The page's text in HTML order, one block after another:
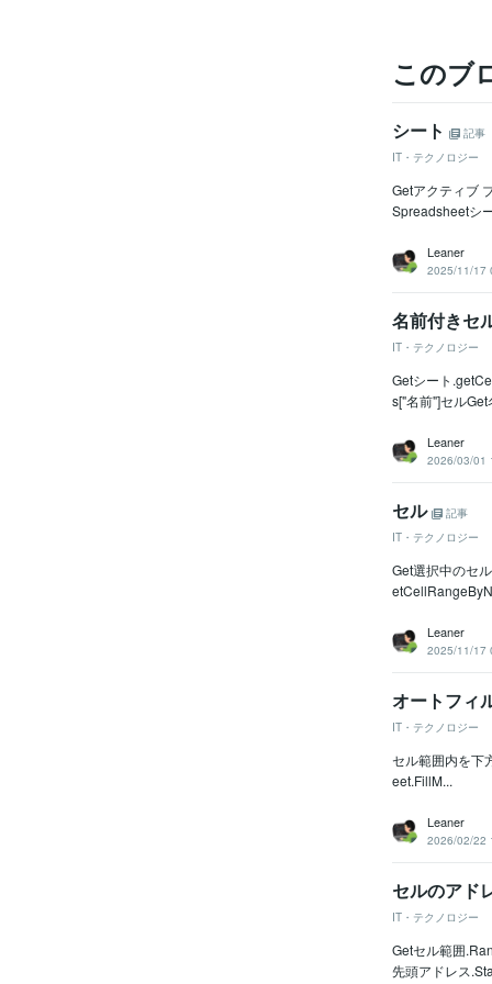
このブ
シート
記事
IT・テクノロジー
Getアクティブ
Spreadsheetシ
Leaner
2025/11/17
名前付きセ
IT・テクノロジー
Getシート
s["名前"]セル
Leaner
2026/03/01
セル
記事
IT・テクノロジー
Get選択中のセ
Leaner
2025/11/17
オートフィ
IT・テクノロジー
セル範囲内を下
eet.FillM...
Leaner
2026/02/22
セルのアド
IT・テクノロジー
Getセル範囲
先頭アドレス